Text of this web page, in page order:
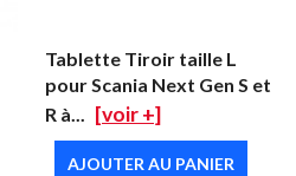
Tablette Tiroir taille L
pour Scania Next Gen S et
R à... [voir +]
AJOUTER AU PANIER